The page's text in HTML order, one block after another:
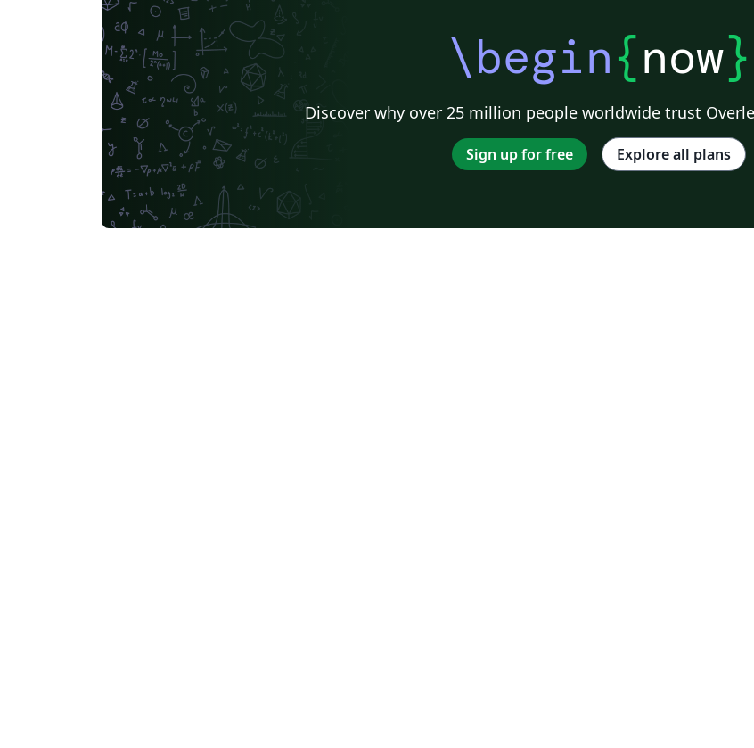
\begin{now}
Discover why over 25 million people worldwide trust
Sign up for free Explore all plans